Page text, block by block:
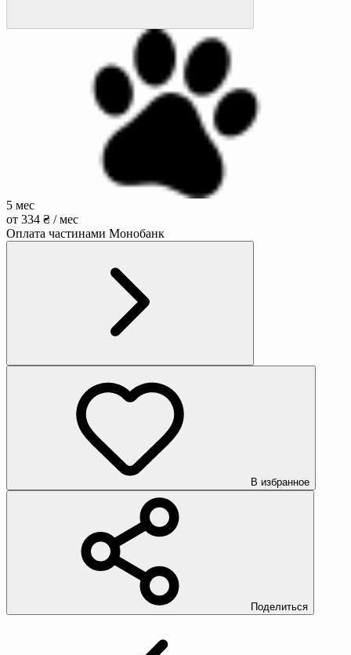
5 мес
от 334 ₴ / мес
Оплата частинами Монобанк
В избранное
Поделиться